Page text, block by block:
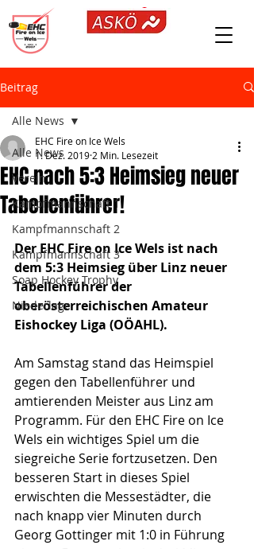
Beitrag
Alle News
Verein
Kampfmannschaft 1
Kampfmannschaft 2
Kampfmannschaft 3
Soap Hockey Trophy
Niederlage
Alle News
EHC nach 5:3 Heimsieg neuer
Tabellenführer!
EHC Fire on Ice Wels
1. Dez. 2019 2 Min. Lesezeit
Der EHC Fire on Ice Wels ist nach
dem 5:3 Heimsieg über Linz neuer
Tabellenführer der
oberösterreichischen Amateur
Eishockey Liga (OÖAHL).
Am Samstag stand das Heimspiel
gegen den Tabellenführer und
amtierenden Meister aus Linz am
Programm. Für den EHC Fire on Ice
Wels ein wichtiges Spiel um die
siegreiche Serie fortzusetzen. Den
besseren Start in dieses Spiel
erwischten die Messestädter, die
nach knapp vier Minuten durch
Georg Gottinger mit 1:0 in Führung